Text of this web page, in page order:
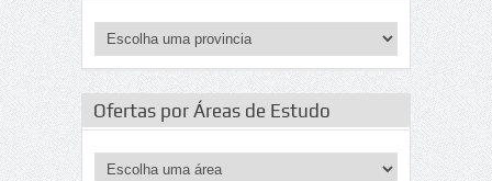
Ofertas por Áreas de Estudo